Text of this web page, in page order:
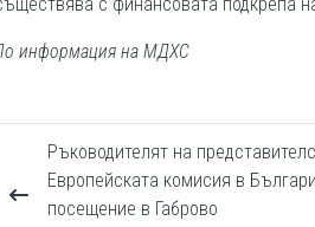
информация на МДХС
Ръководителят на
Европейската комисия в
посещение в Габрово